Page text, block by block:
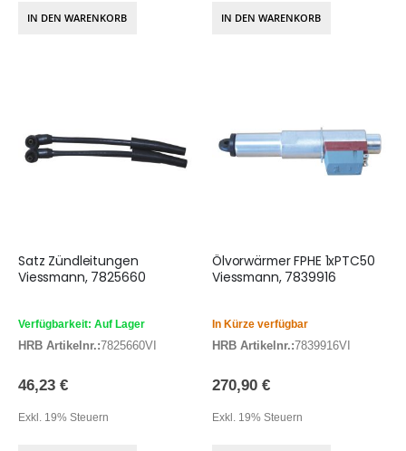
IN DEN WARENKORB IN DEN WARENKORB
Satz Zündleitungen
Viessmann, 7825660
Verfügbarkeit: Auf Lager
HRB Artikelnr.:7825660VI
46,23 €
Exkl. 19% Steuern
Ölvorwärmer FPHE 1xPTC50
Viessmann, 7839916
In Kürze verfügbar
HRB Artikelnr.:7839916VI
270,90 €
Exkl. 19% Steuern